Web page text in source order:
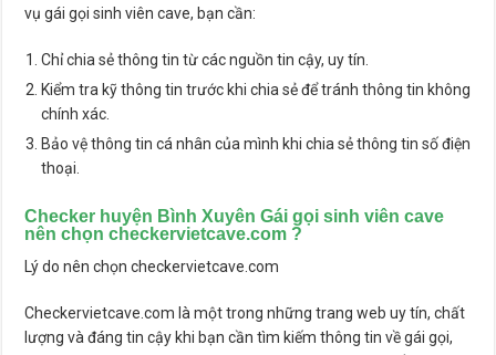
vụ gái gọi sinh viên cave, bạn cần:
Chỉ chia sẻ thông tin từ các nguồn tin cậy, uy tín.
Kiểm tra kỹ thông tin trước khi chia sẻ để tránh thông tin không
chính xác.
Bảo vệ thông tin cá nhân của mình khi chia sẻ thông tin số điện
thoại.
Checker huyện Bình Xuyên Gái gọi sinh viên cave
nên chọn checkervietcave.com ?
Lý do nên chọn checkervietcave.com
Checkervietcave.com là một trong những trang web uy tín, chất
lượng và đáng tin cậy khi bạn cần tìm kiếm thông tin về gái gọi,